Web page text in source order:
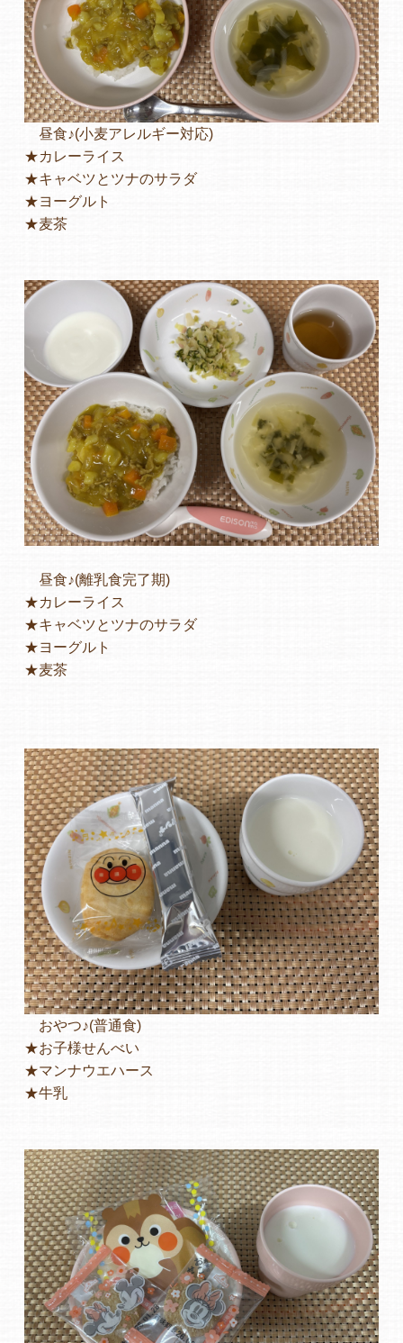
園の様子
お知らせ
昼食♪(小麦アレルギー対応)
★カレーライス
★キャベツとツナのサラダ
★ヨーグルト
★麦茶
昼食♪(離乳食完了期)
★カレーライス
★キャベツとツナのサラダ
★ヨーグルト
★麦茶
おやつ♪(普通食)
★お子様せんべい
★マンナウエハース
★牛乳